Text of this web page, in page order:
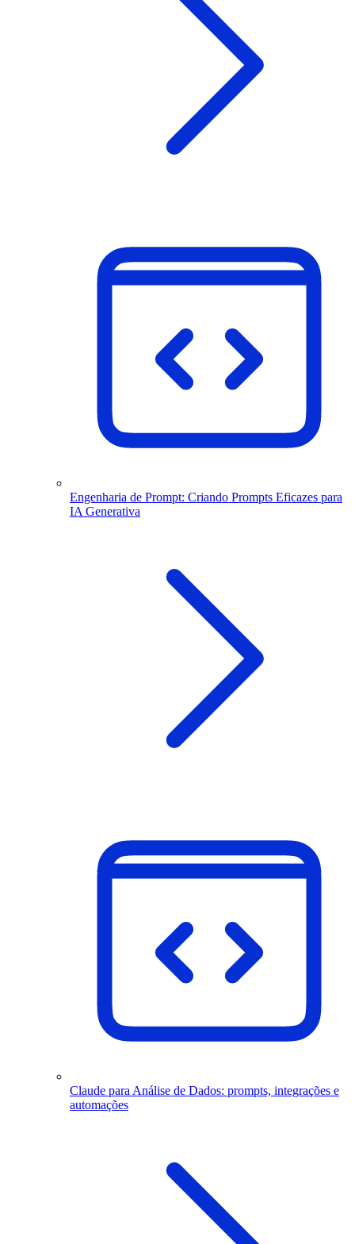
Engenharia de Prompt: Criando Prompts Eficazes para
IA Generativa
Claude para Análise de Dados: prompts, integrações e
automações